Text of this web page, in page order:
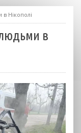
в Нікополі
людьми в